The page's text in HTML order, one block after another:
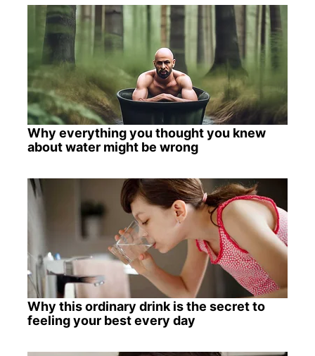
Why everything you thought you knew
about water might be wrong
Why this ordinary drink is the secret to
feeling your best every day